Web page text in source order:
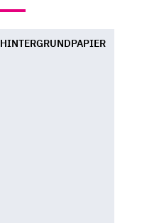
HINTERGRUNDPAPIER